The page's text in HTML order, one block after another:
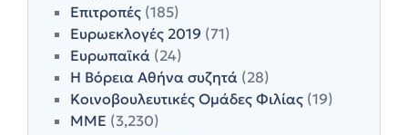
Επιτροπές (185)
Ευρωεκλογές 2019 (71)
Ευρωπαϊκά (24)
Η Βόρεια Αθήνα συζητά (28)
Κοινοβουλευτικές Ομάδες Φιλίας (19)
ΜΜΕ (3,230)